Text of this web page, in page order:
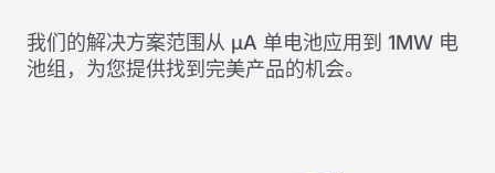
我们的解决方案范围从 μA 单电池应用到 1MW 电
池组，为您提供找到完美产品的机会。